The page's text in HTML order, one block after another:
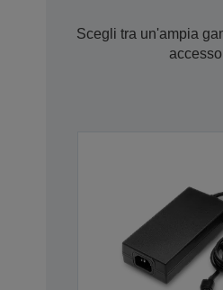
Scegli tra un'ampia